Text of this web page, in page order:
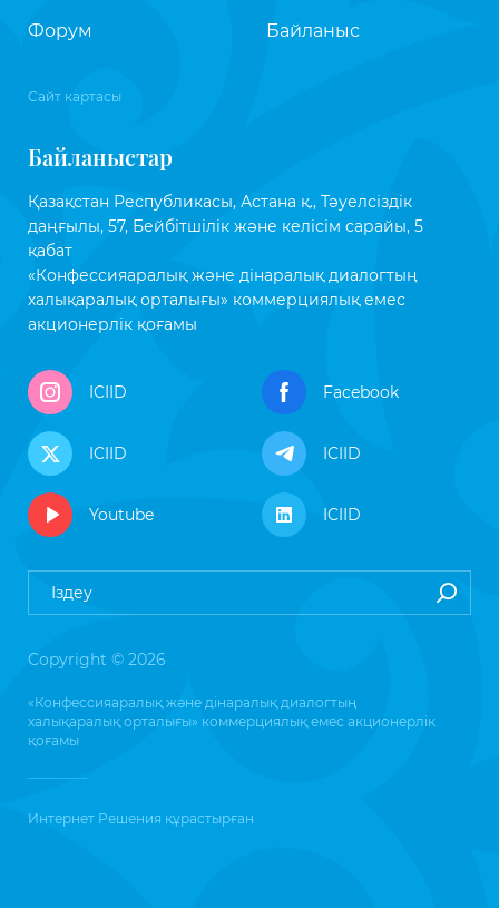
Форум
Байланыс
Сайт картасы
Байланыстар
Қазақстан Республикасы, Астана қ., Тәуелсіздік
даңғылы, 57, Бейбітшілік және келісім сарайы, 5
қабат
«Конфессияаралық және дінаралық диалогтың
халықаралық орталығы» коммерциялық емес
акционерлік қоғамы
ICIID Facebook
ICIID ICIID
Youtube ICIID
Copyright © 2026
«Конфессияаралық және дінаралық диалогтың
халықаралық орталығы» коммерциялық емес акционерлік
қоғамы
Интернет Решения құрастырған